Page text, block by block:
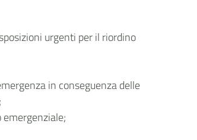
urgenti per il riordino
in conseguenza delle